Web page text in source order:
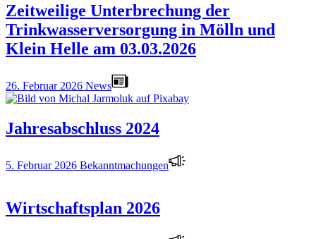
Zeitweilige Unterbrechung der
Trinkwasserversorgung in Mölln und
Klein Helle am 03.03.2026
26. Februar 2026 News
Jahresabschluss 2024
5. Februar 2026 Bekanntmachungen
Wirtschaftsplan 2026